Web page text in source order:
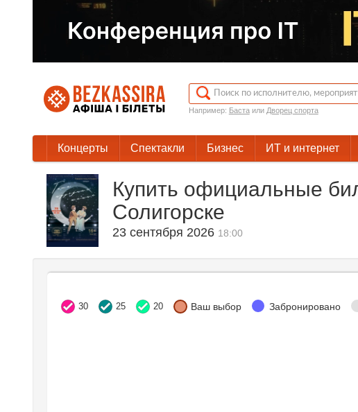
Например: Бастаили Дворец спорта
Концерты Спектакли Бизнес ИТ и интернет
Купить официальные
Солигорске
23 сентября 2026 18:00
30 25 20 Ваш выбор Забронировано